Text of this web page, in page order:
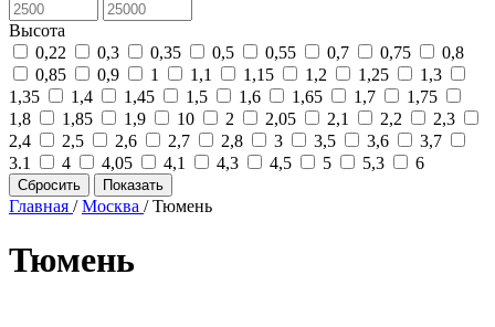
Высота
0,22
0,3 0,35 0,5 0,55 0,7 0,75
0,8
0,85
0,9 1 1,1 1,15 1,2 1,25
1,3
1,35
1,4 1,45 1,5 1,6 1,65 1,7
1,75
1,8
1,85 1,9 10 2 2,05 2,1 2,2
2,3
2,4
2,5 2,6 2,7 2,8 3 3,5 3,6
3,7
3.1
4 4,05 4,1 4,3 4,5 5 5,3 6
Сбросить Показать
Главная /Москва /Тюмень
Тюмень